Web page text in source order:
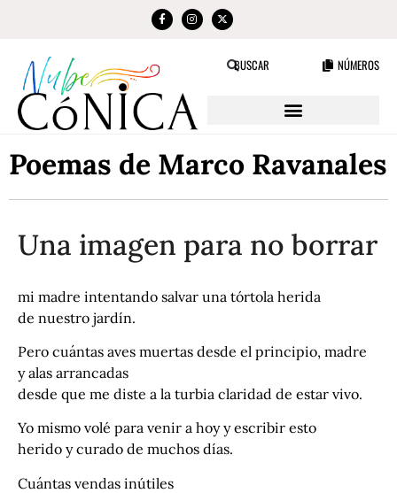
BUSCAR NÚMEROS
Poemas de Marco Ravanales
Una imagen para no borrar
mi madre intentando salvar una tórtola herida
de nuestro jardín.
Pero cuántas aves muertas desde el principio, madre
y alas arrancadas
desde que me diste a la turbia claridad de estar vivo.
Yo mismo volé para venir a hoy y escribir esto
herido y curado de muchos días.
Cuántas vendas inútiles